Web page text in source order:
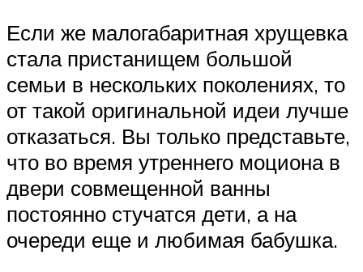
Если же малогабаритная хрущевка
стала пристанищем большой
семьи в нескольких поколениях, то
от такой оригинальной идеи лучше
отказаться. Вы только представьте,
что во время утреннего моциона в
двери совмещенной ванны
постоянно стучатся дети, а на
очереди еще и любимая бабушка.